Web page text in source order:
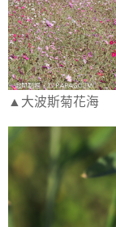
▲大波斯菊花海